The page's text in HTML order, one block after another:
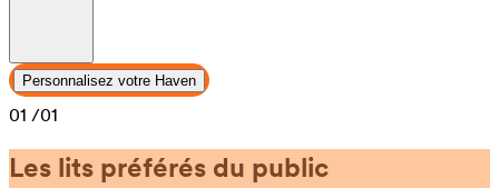
Personnalisez votre Haven
01 /01
Les lits préférés du public